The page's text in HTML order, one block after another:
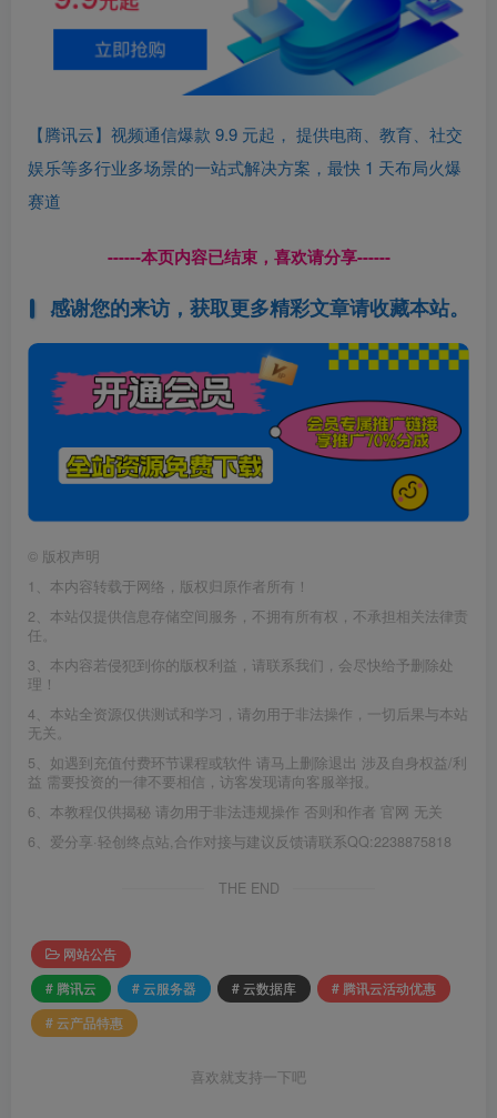
【腾讯云】视频通信爆款 9.9 元起， 提供电商、教育、社交
娱乐等多行业多场景的一站式解决方案，最快 1 天布局火爆
赛道
------本页内容已结束，喜欢请分享------
感谢您的来访，获取更多精彩文章请收藏本站。
© 版权声明
1、本内容转载于网络，版权归原作者所有！
2、本站仅提供信息存储空间服务，不拥有所有权，不承担相关法律责
任。
3、本内容若侵犯到你的版权利益，请联系我们，会尽快给予删除处
理！
4、本站全资源仅供测试和学习，请勿用于非法操作，一切后果与本站
无关。
5、如遇到充值付费环节课程或软件 请马上删除退出 涉及自身权益/利
益 需要投资的一律不要相信，访客发现请向客服举报。
6、本教程仅供揭秘 请勿用于非法违规操作 否则和作者 官网 无关
6、爱分享·轻创终点站,合作对接与建议反馈请联系QQ:2238875818
THE END
网站公告
# 腾讯云
# 云服务器 # 云数据库
# 腾讯云活动优惠
# 云产品特惠
喜欢就支持一下吧